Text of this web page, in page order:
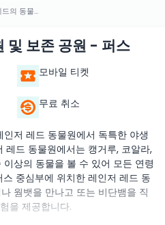
레인저 레드의 동물원 및 보존 공원 - 퍼스
및 보존 공원 - 퍼스
모바일 티켓
무료 취소
저 레드 동물원에서 독특한 야생
레드 동물원에서는 캥거루, 코알라,
상의 동물을 볼 수 있어 모든 연령
중심부에 위치한 레인저 레드 동
웜뱃을 만나고 또는 비단뱀을 직
을 제공합니다.